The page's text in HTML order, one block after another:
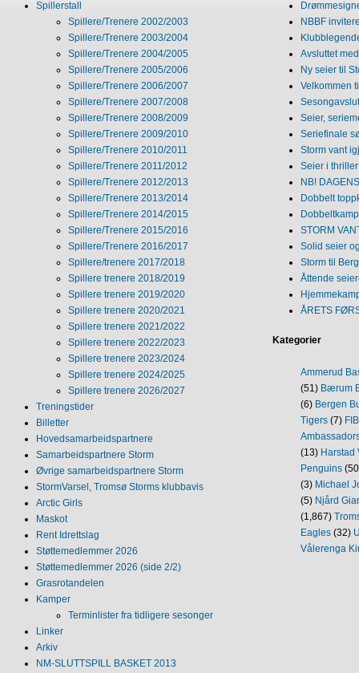
Spillerstall
Spillere/Trenere 2002/2003
Spillere/Trenere 2003/2004
Spillere/Trenere 2004/2005
Spillere/Trenere 2005/2006
Spillere/Trenere 2006/2007
Spillere/Trenere 2007/2008
Spillere/Trenere 2008/2009
Spillere/Trenere 2009/2010
Spillere/Trenere 2010/2011
Spillere/Trenere 2011/2012
Spillere/Trenere 2012/2013
Spillere/Trenere 2013/2014
Spillere/Trenere 2014/2015
Spillere/Trenere 2015/2016
Spillere/Trenere 2016/2017
Spillere/trenere 2017/2018
Spillere trenere 2018/2019
Spillere trenere 2019/2020
Spillere trenere 2020/2021
Spillere trenere 2021/2022
Spillere trenere 2022/2023
Spillere trenere 2023/2024
Spillere trenere 2024/2025
Spillere trenere 2026/2027
Treningstider
Billetter
Hovedsamarbeidspartnere
Samarbeidspartnere Storm
Øvrige samarbeidspartnere Storm
StormVarsel, Tromsø Storms klubbavis
Arctic Girls
Maskot
Rent Idrettslag
Støttemedlemmer 2026
Støttemedlemmer 2026 (side 2/2)
Grasrotandelen
Kamper
Terminlister fra tidligere sesonger
Linker
Arkiv
NM‐SLUTTSPILL BASKET 2013
NBBF
Avsluttet
Ny seier til
Velkommen
Seier,
Seriefinale
Storm vant
Seier i
NB!
Dobbelt
STORM
Solid seier
Storm til
Åttende
ÅRETS
Kategorier
Ammerud
(51) Bærum
(6) Bergen
Tigers (7)
(13) Harstad
Penguins
(3) Michael
(5) Njård
(1,867)
Eagles (32)
Vålerenga